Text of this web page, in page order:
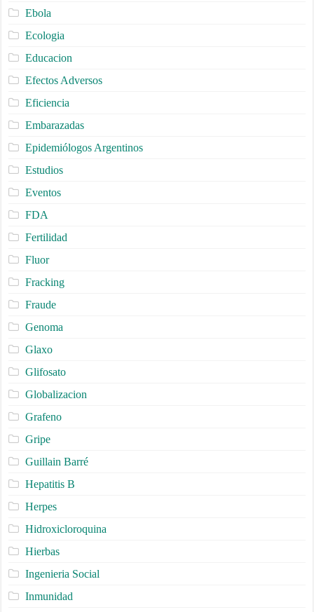
Ebola
Ecologia
Educacion
Efectos Adversos
Eficiencia
Embarazadas
Epidemiólogos Argentinos
Estudios
Eventos
FDA
Fertilidad
Fluor
Fracking
Fraude
Genoma
Glaxo
Glifosato
Globalizacion
Grafeno
Gripe
Guillain Barré
Hepatitis B
Herpes
Hidroxicloroquina
Hierbas
Ingenieria Social
Inmunidad